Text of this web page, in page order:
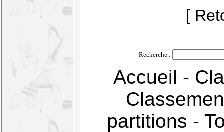
[
Recherche :
Accueil -
partitions -